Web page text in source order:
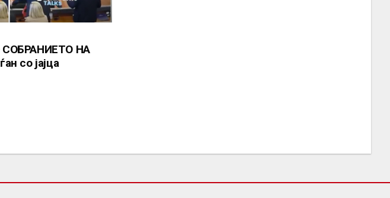
НА
со јајца